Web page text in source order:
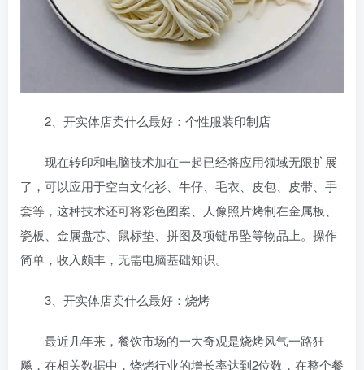
2、开实体店卖什么最好：个性服装印制店
现在转印和电脑技术加在一起已经将应用领域无限扩展
了，可以应用于空白文化衫、牛仔、毛衣、皮包、皮带、手
套等，这种技术还可将彩色图案、人像照片烤制在金属板、
瓷板、金属盘芯、鼠标垫、拼图及项链吊坠等物品上。操作
简单，收入颇丰，无需电脑基础知识。
3、开实体店卖什么最好：烧烤
最近几年来，餐饮市场的一大奇观是烧烤风气一路狂
飚，在相关数据中，烧烤行业的增长率达到2位数，在整个餐